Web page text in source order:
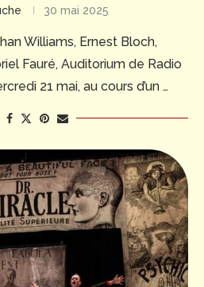
30 mai 2025
Williams, Ernest Bloch,
Fauré, Auditorium de Radio
21 mai, au cours d’un …